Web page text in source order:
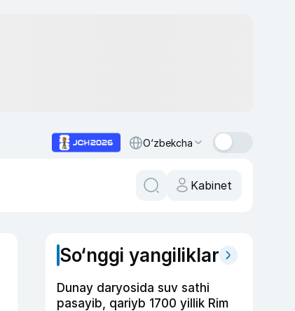
O‘zbekcha
Kabinet
So‘nggi yangiliklar
Dunay daryosida suv sathi
pasayib, qariyb 1700 yillik Rim